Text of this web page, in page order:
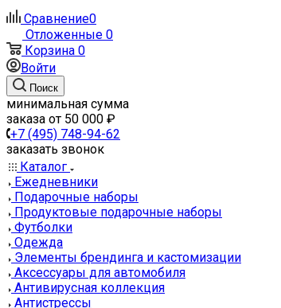
Сравнение0
Отложенные 0
Корзина 0
Войти
Поиск
минимальная сумма
заказа от 50 000 ₽
+7 (495) 748-94-62
заказать звонок
Каталог
Ежедневники
Подарочные наборы
Продуктовые подарочные наборы
Футболки
Одежда
Элементы брендинга и кастомизации
Аксессуары для автомобиля
Антивирусная коллекция
Антистрессы